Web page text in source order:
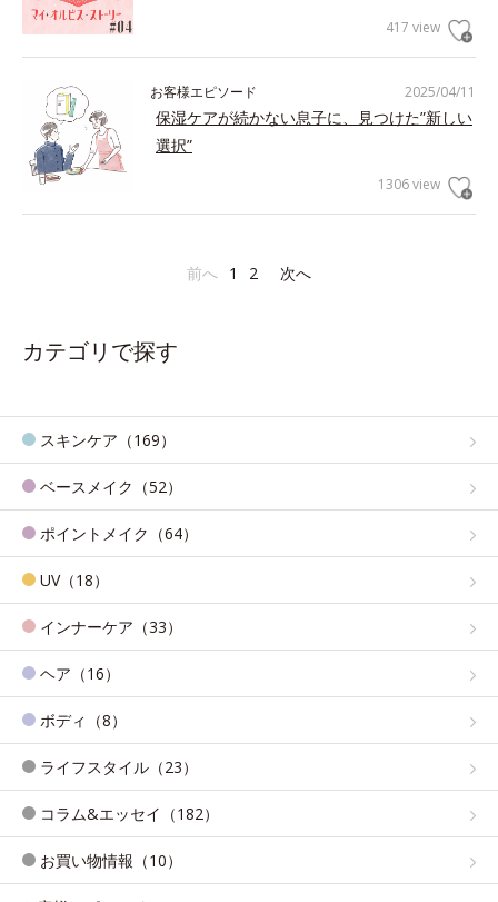
417 view
2025/04/11
お客様エピソード
保湿ケアが続かない息子に、見つけた”新しい
選択”
1306 view
前へ 1 2 次へ
カテゴリで探す
スキンケア（169）
ベースメイク（52）
ポイントメイク（64）
UV（18）
インナーケア（33）
ヘア（16）
ボディ（8）
ライフスタイル（23）
コラム&エッセイ（182）
お買い物情報（10）